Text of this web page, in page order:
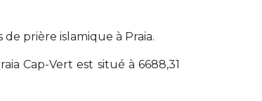
prière islamique à Praia.
Cap-Vert est situé à 6688,31